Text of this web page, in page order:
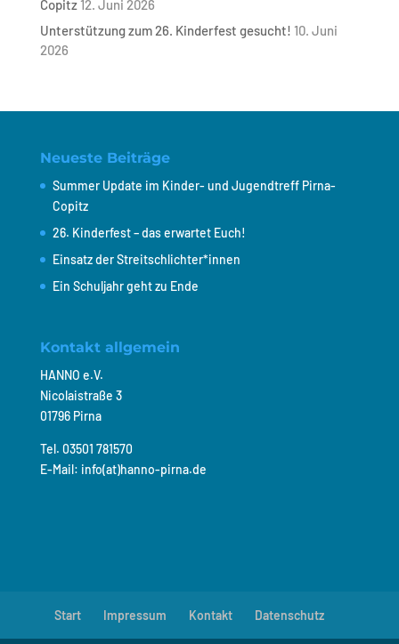
Copitz12. Juni 2026
Unterstützung zum 26. Kinderfest gesucht! 10. Juni
2026
Neueste Beiträge
Summer Update im Kinder- und Jugendtreff Pirna-
Copitz
26. Kinderfest – das erwartet Euch!
Einsatz der Streitschlichter*innen
Ein Schuljahr geht zu Ende
Kontakt allgemein
HANNO e.V.
Nicolaistraße 3
01796 Pirna
Tel. 03501 781570
E-Mail: info(at)hanno-pirna.de
Start Impressum Kontakt Datenschutz